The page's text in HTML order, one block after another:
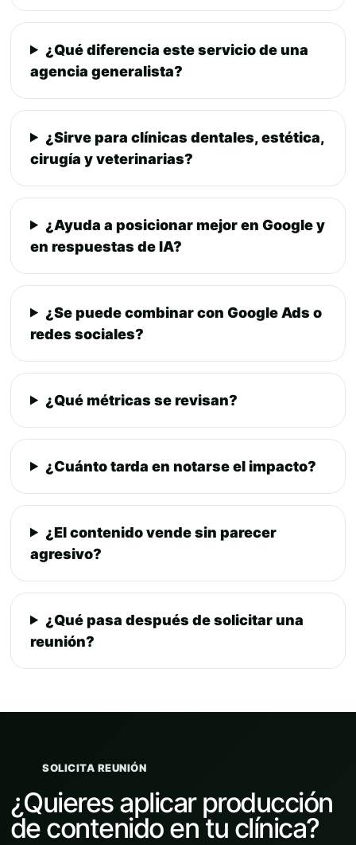
¿Qué diferencia este servicio de una
agencia generalista?
¿Sirve para clínicas dentales, estética,
cirugía y veterinarias?
¿Ayuda a posicionar mejor en Google y
en respuestas de IA?
¿Se puede combinar con Google Ads o
redes sociales?
¿Qué métricas se revisan?
¿Cuánto tarda en notarse el impacto?
¿El contenido vende sin parecer
agresivo?
¿Qué pasa después de solicitar una
reunión?
SOLICITA REUNIÓN
¿Quieres aplicar producción
de contenido en tu clínica?